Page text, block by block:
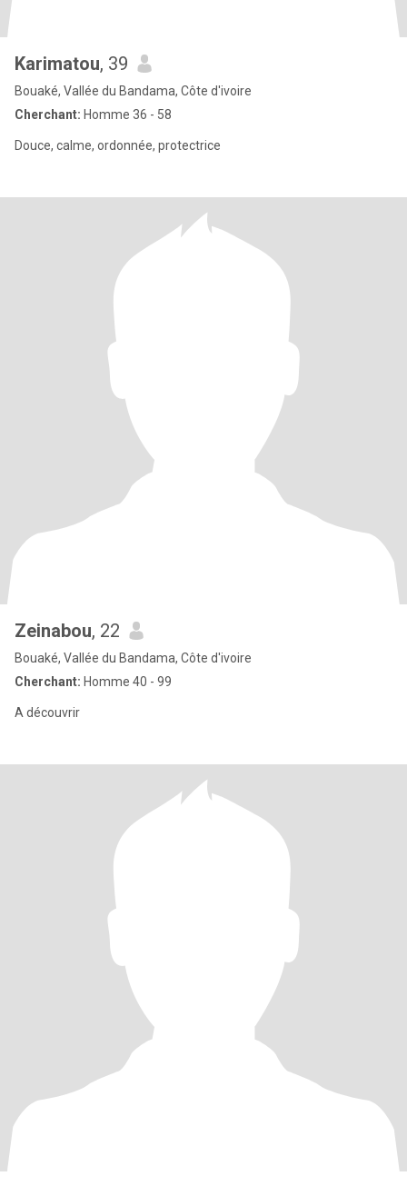
Karimatou, 39
Bouaké, Vallée du Bandama, Côte d'ivoire
Cherchant: Homme 36 - 58
Douce, calme, ordonnée, protectrice
Zeinabou, 22
Bouaké, Vallée du Bandama, Côte d'ivoire
Cherchant: Homme 40 - 99
A découvrir